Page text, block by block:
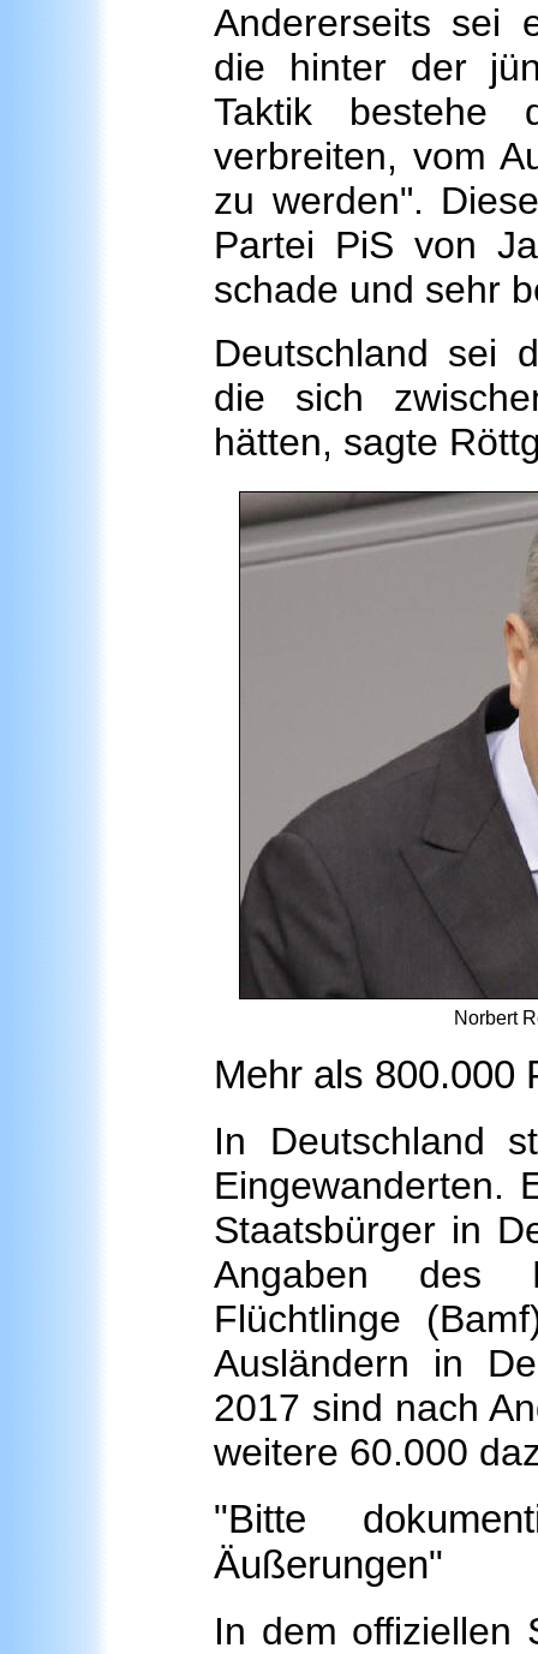
Andererseits sei
die hinter der
Taktik
verbreiten, vom
zu werden".
Partei PiS von
schade und sehr
Deutschland sei
die sich
hätten, sagte
Norbert
Mehr als 800.000
In Deutschland
Eingewanderten.
Staatsbürger in
Angaben des
Flüchtlinge
Ausländern in
2017 sind nach
weitere 60.000
"Bitte
Äußerungen"
In dem offiziellen